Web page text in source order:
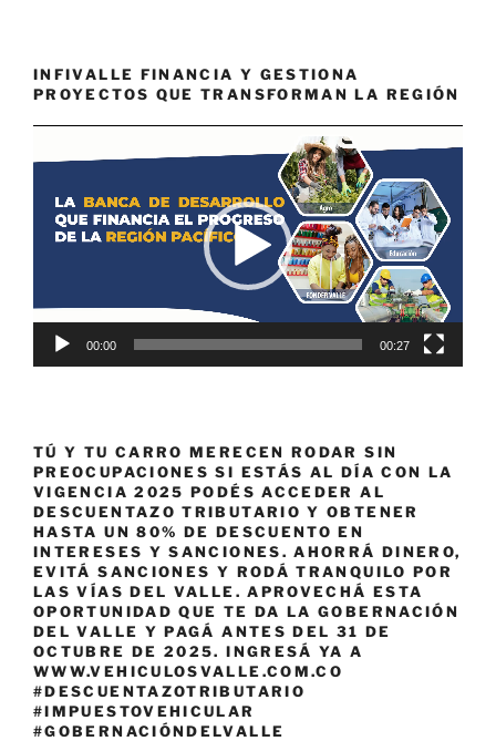
INFIVALLE FINANCIA Y GESTIONA
PROYECTOS QUE TRANSFORMAN LA REGIÓN
de
00:00 00:27
TÚ Y TU CARRO MERECEN RODAR SIN
PREOCUPACIONES SI ESTÁS AL DÍA CON LA
VIGENCIA 2025 PODÉS ACCEDER AL
DESCUENTAZO TRIBUTARIO Y OBTENER
HASTA UN 80% DE DESCUENTO EN
INTERESES Y SANCIONES. AHORRÁ DINERO,
EVITÁ SANCIONES Y RODÁ TRANQUILO POR
LAS VÍAS DEL VALLE. APROVECHÁ ESTA
OPORTUNIDAD QUE TE DA LA GOBERNACIÓN
DEL VALLE Y PAGÁ ANTES DEL 31 DE
OCTUBRE DE 2025. INGRESÁ YA A
WWW.VEHICULOSVALLE.COM.CO
#DESCUENTAZOTRIBUTARIO
#IMPUESTOVEHICULAR
#GOBERNACIÓNDELVALLE